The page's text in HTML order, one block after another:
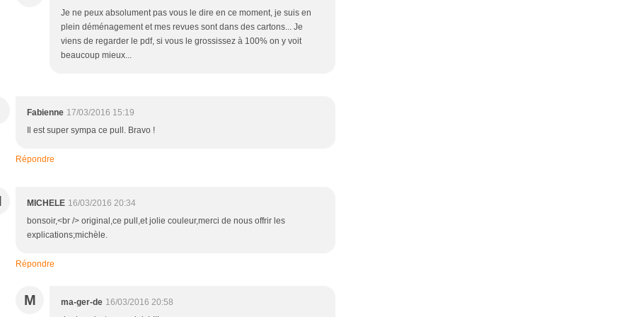
Je ne peux absolument pas vous le dire en ce moment, je suis en
plein déménagement et mes revues sont dans des cartons... Je
viens de regarder le pdf, si vous le grossissez à 100% on y voit
beaucoup mieux...
Fabienne 17/03/2016 15:19
Il est super sympa ce pull. Bravo !
Répondre
MICHELE 16/03/2016 20:34
bonsoir,<br /> original,ce pull,et jolie couleur,merci de nous offrir les
explications;michèle.
Répondre
M ma-ger-de 16/03/2016 20:58